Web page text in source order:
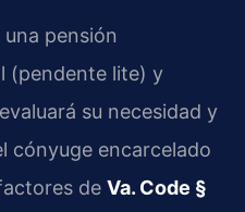
pensión
(pendente lite) y
su necesidad y
cónyuge encarcelado
de Va. Code §